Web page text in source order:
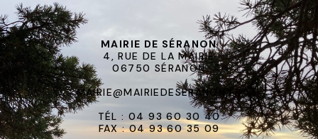
MAIRIE DE SÉRANON
4, RUE DE LA MAIRIE
06750 SÉRANON
MAIRIE@MAIRIEDESERANON.FR
TÉL : 04 93 60 30 40
FAX : 04 93 60 35 09